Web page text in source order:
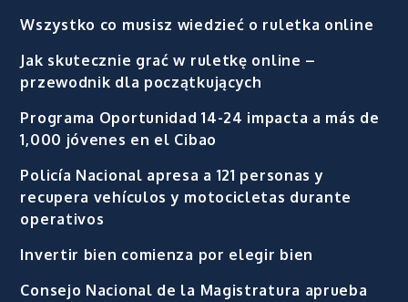
Wszystko co musisz wiedzieć o ruletka online
Jak skutecznie grać w ruletkę online –
przewodnik dla początkujących
Programa Oportunidad 14-24 impacta a más de
1,000 jóvenes en el Cibao
Policía Nacional apresa a 121 personas y
recupera vehículos y motocicletas durante
operativos
Invertir bien comienza por elegir bien
Consejo Nacional de la Magistratura aprueba